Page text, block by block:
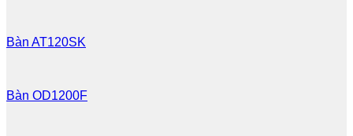
Bàn AT120SK
Bàn OD1200F